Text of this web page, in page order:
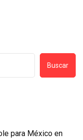
Buscar
para México en